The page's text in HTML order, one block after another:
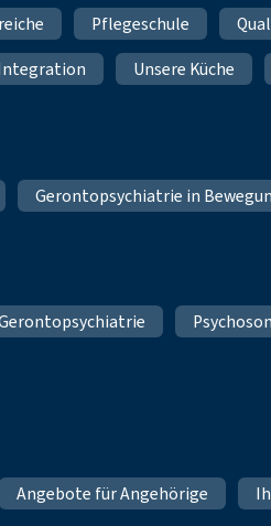
Pflegeschule
Unsere Küche
Gerontopsychiatrie in
Angebote für Angehörige